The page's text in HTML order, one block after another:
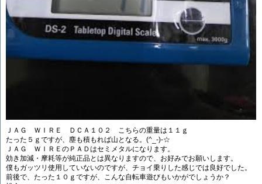
ＪＡＧ ＷＩＲＥ ＤＣＡ１０２ こちらの重量は１１ｇ
たった５ｇですが、塵も積もれば山となる。(^_-)-☆
ＪＡＧ ＷＩＲＥのＰＡＤはセミメタルになります。
効き加減・摩耗等が純正品とは異なりますので、お好みでお願いします。
僕もガッツリ使用していないのですが、チョイ乗りした感じでは良好でした。
前後で、たった１０ｇですが、こんな自転車遊びもいかがでしょうか？